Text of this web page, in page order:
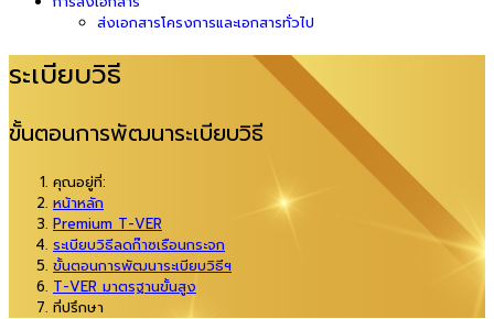
ส่งเอกสารโครงการและเอกสารทั่วไป
ระเบียบวิธี
ขั้นตอนการพัฒนาระเบียบวิธี
คุณอยู่ที่:
หน้าหลัก
Premium T-VER
ระเบียบวิธีลดก๊าซเรือนกระจก
ขั้นตอนการพัฒนาระเบียบวิธีฯ
T-VER มาตรฐานขั้นสูง
ที่ปรึกษา